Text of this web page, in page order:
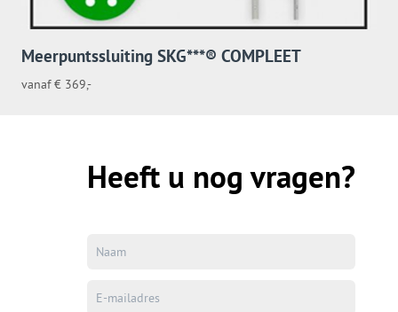
Meerpuntssluiting SKG***® COMPLEET
vanaf € 369,-
Heeft u nog vragen?